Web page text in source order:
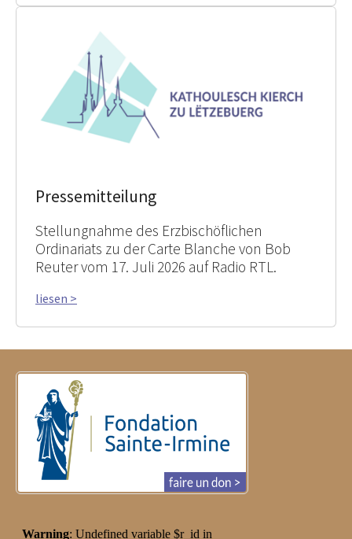
Pressemitteilung
Stellungnahme des Erzbischöflichen
Ordinariats zu der Carte Blanche von Bob
Reuter vom 17. Juli 2026 auf Radio RTL.
liesen >